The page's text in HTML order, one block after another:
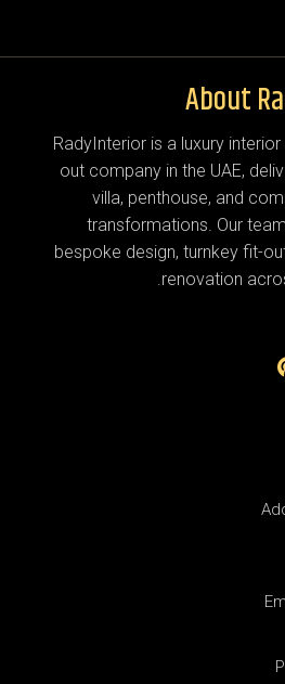
About
RadyInterior is a luxury
out company in the UAE,
villa, penthouse, and
transformations. Our
bespoke design, turnkey fit-
renovation